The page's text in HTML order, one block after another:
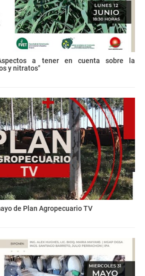
a tener en cuenta sobre la
y nitratos"
de Plan Agropecuario TV